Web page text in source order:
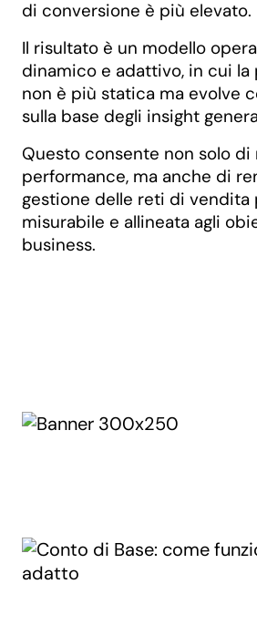
di conversione è più elevato.
Il risultato è un modello
dinamico e adattivo, in cui la
non è più statica ma evolve
sulla base degli insight
Questo consente non solo di
performance, ma anche di
gestione delle reti di vendita
misurabile e allineata agli
business.